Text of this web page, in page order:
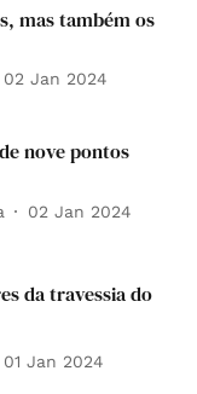
mas também os
02 Jan 2024
nove pontos
02 Jan 2024
da travessia do
01 Jan 2024